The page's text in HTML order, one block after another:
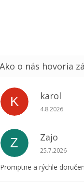
K karol
Hodnotenie
4.8.2026
Z Zajo
Hodnotenie
25.7.2026
Promptne a rýchle